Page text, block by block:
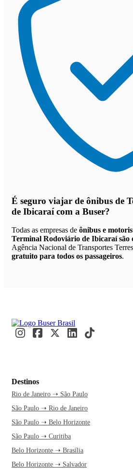
É seguro viajar de ônibus de
de Ibicaraícom a Buser?
Todas as empresas de ônibus e
Terminal Rodoviário de Ibicaraí são
Agência Nacional de Transportes
gratuito para todos os passageiros.
Destinos
Rio de Janeiro ➝ São Paulo
São Paulo ➝ Rio de Janeiro
São Paulo ➝ Belo Horizonte
São Paulo ➝ Curitiba
Belo Horizonte ➝ Brasília
Belo Horizonte ➝ Salvador